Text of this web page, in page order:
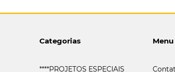
Categorias
****PROJETOS ESPECIAIS
Menu